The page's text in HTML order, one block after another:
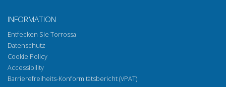
INFORMATION
Entfecken Sie Torrossa
Datenschutz
Cookie Policy
Accessibility
Barrierefreiheits-Konformitätsbericht (VPAT)